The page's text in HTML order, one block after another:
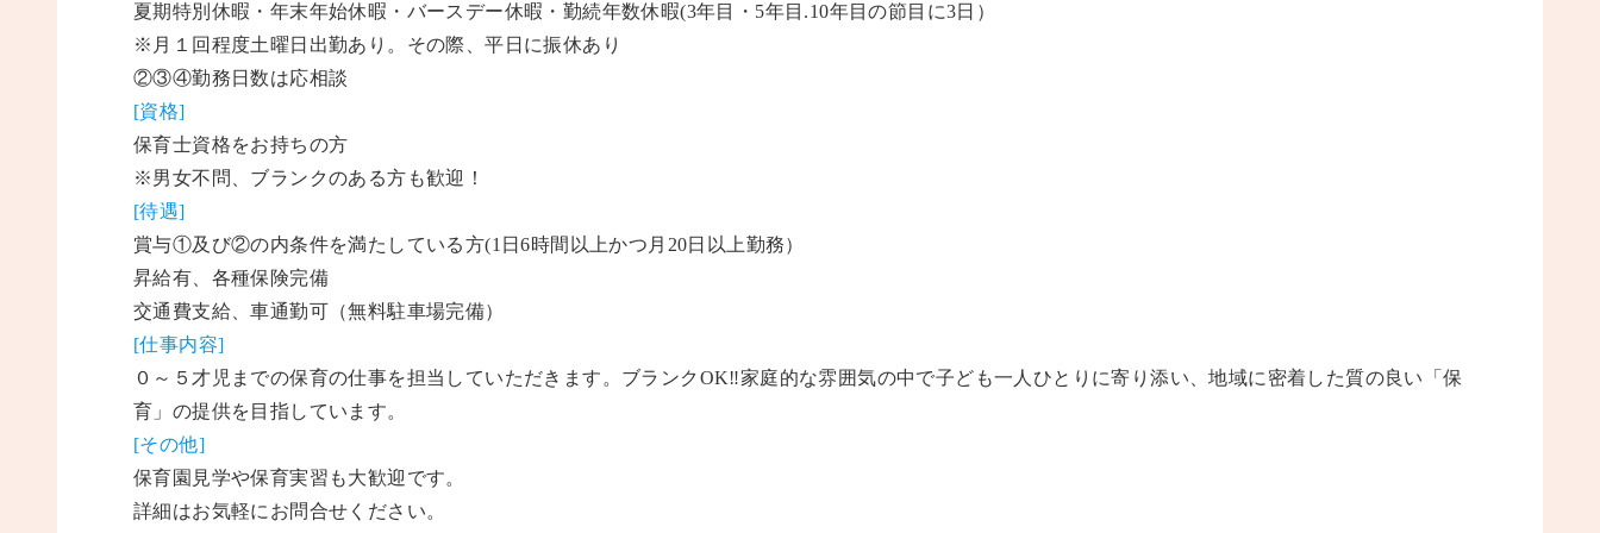
夏期特別休暇・年末年始休暇・バースデー休暇・勤続年数休暇(3年目・5年目.10年目の節目に3日）
※月１回程度土曜日出勤あり。その際、平日に振休あり
②③④勤務日数は応相談
[資格]
保育士資格をお持ちの方
※男女不問、ブランクのある方も歓迎！
[待遇]
賞与①及び②の内条件を満たしている方(1日6時間以上かつ月20日以上勤務）
昇給有、各種保険完備
交通費支給、車通勤可（無料駐車場完備）
[仕事内容]
０～５才児までの保育の仕事を担当していただきます。ブランクOK‼家庭的な雰囲気の中で子ども一人ひとりに寄り添い、地域に密着した質の良い「保
育」の提供を目指しています。
[その他]
保育園見学や保育実習も大歓迎です。
詳細はお気軽にお問合せください。